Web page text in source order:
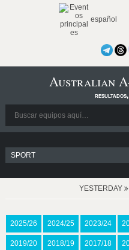
español
Australian A-
YESTERDAY
2025/26 2024/25 2023/24
2019/20 2018/19 2017/18